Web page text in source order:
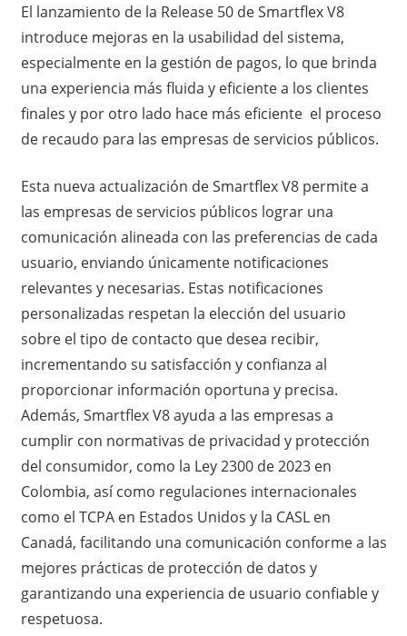
El lanzamiento de la Release 50 de Smartflex V8
introduce mejoras en la usabilidad del sistema,
especialmente en la gestión de pagos, lo que brinda
una experiencia más fluida y eficiente a los clientes
finales y por otro lado hace más eficiente el proceso
de recaudo para las empresas de servicios públicos.
Esta nueva actualización de Smartflex V8 permite a
las empresas de servicios públicos lograr una
comunicación alineada con las preferencias de cada
usuario, enviando únicamente notificaciones
relevantes y necesarias. Estas notificaciones
personalizadas respetan la elección del usuario
sobre el tipo de contacto que desea recibir,
incrementando su satisfacción y confianza al
proporcionar información oportuna y precisa.
Además, Smartflex V8 ayuda a las empresas a
cumplir con normativas de privacidad y protección
del consumidor, como la Ley 2300 de 2023 en
Colombia, así como regulaciones internacionales
como el TCPA en Estados Unidos y la CASL en
Canadá, facilitando una comunicación conforme a las
mejores prácticas de protección de datos y
garantizando una experiencia de usuario confiable y
respetuosa.